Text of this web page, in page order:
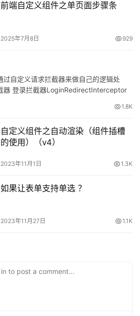
前端自定义组件之单页面步骤条
2025年7月8日 929
过自定义请求拦截器来做自己的逻辑处
器 登录拦截器LoginRedirectInterceptor
} from
extends LoginRedirectInterceptor {
response 错误响应结果 *
*/ public redirectToLogin(response:
{ if (window.parent ===
} else { // iframe页面的跳转
#/login`, '_top');
拦截器RequestSuccessInterceptor 请求
重写里面的方法即可 // 自定义登录拦截
public error(response:
1.8K
自定义组件之自动渲染（组件插槽
的使用）（v4）
2023年11月1日 1.3K
如果让表单支持单选 ？
2023年11月27日 1.1K
to post a comment...